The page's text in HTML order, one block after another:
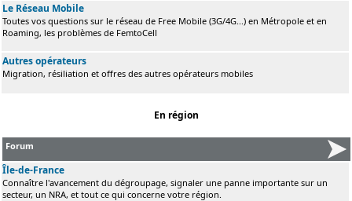
Le Réseau Mobile
Toutes vos questions sur le réseau de Free Mobile (3G/4G...) en Métropole et en
Roaming, les problèmes de FemtoCell
Autres opérateurs
Migration, résiliation et offres des autres opérateurs mobiles
En région
Forum
Île-de-France
Connaître l'avancement du dégroupage, signaler une panne importante sur un
secteur, un NRA, et tout ce qui concerne votre région.